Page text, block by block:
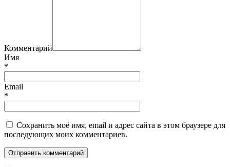
Комментарий
Имя
*
Email
*
Сохранить моё имя, email и адрес сайта в этом браузере для
последующих моих комментариев.